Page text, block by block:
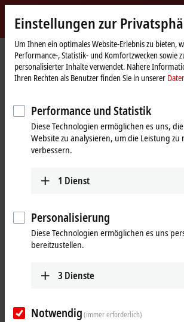
Beckhoff
-
New
Automation
Technology
StartseiteUnternehmen
News
Mit Klick auf "Akzeptieren" zeigen wir das
Einstellung zur Privatsphäre an, dabei wird
Vimeo geladen. Beachten Sie dazu
XTS: Standard NC
Einstellungen zur
Um Ihnen ein optimales Website-Erlebnis zu bieten,
Performance-, Statistik- und Komfortzwecken sowie
personalisierter Inhalte verwendet. Nähere
Ihren Rechten als Benutzer finden Sie in unserer
Performance und Statistik
Diese Technologien ermöglichen es uns,
Website zu analysieren, um die Leistung zu
verbessern.
1 Dienst
Personalisierung
Diese Technologien ermöglichen es uns
bereitzustellen.
3 Dienste
Notwendig(immer erforderlich)